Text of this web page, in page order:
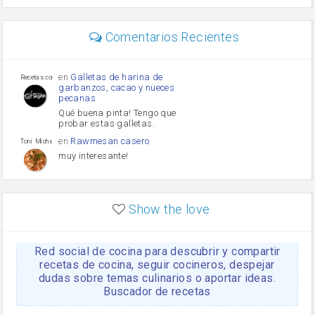
Comentarios Recientes
Recetas con sazon
en Galletas de harina de
garbanzos, cacao y nueces
pecanas
Qué buena pinta! Tengo que
probar estas galletas.
Toni Michel Caubet
en Rawmesan casero
muy interesante!
enLasaña casera fácil y
HOJALDROSA TV
enGachas de la abuela
Rosa
https://youtu.be/Mz69gcVO3sI
Rosa enReceta Del Bizcocho
Show the love
Red social de cocina para descubrir y compartir
recetas de cocina, seguir cocineros, despejar
dudas sobre temas culinarios o aportar ideas.
Buscador de recetas